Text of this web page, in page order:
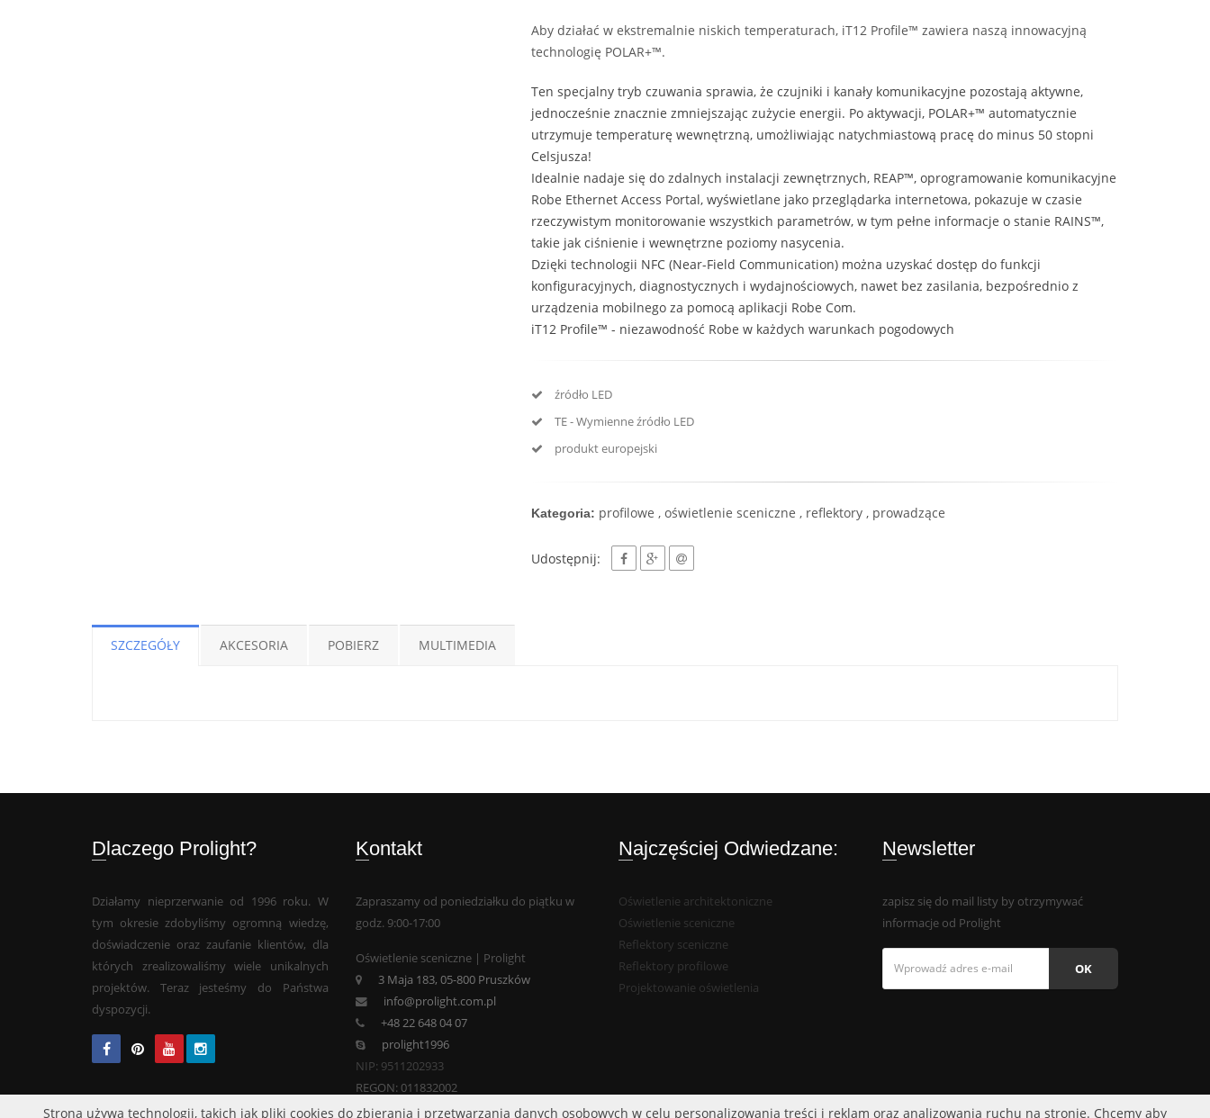
Aby działać w ekstremalnie niskich temperaturach, iT12 Profile™ zawiera naszą innowacyjną
technologię POLAR+™.
Ten specjalny tryb czuwania sprawia, że czujniki i kanały komunikacyjne pozostają aktywne,
jednocześnie znacznie zmniejszając zużycie energii. Po aktywacji, POLAR+™ automatycznie
utrzymuje temperaturę wewnętrzną, umożliwiając natychmiastową pracę do minus 50 stopni
Celsjusza!
Idealnie nadaje się do zdalnych instalacji zewnętrznych, REAP™, oprogramowanie komunikacyjne
Robe Ethernet Access Portal, wyświetlane jako przeglądarka internetowa, pokazuje w czasie
rzeczywistym monitorowanie wszystkich parametrów, w tym pełne informacje o stanie RAINS™,
takie jak ciśnienie i wewnętrzne poziomy nasycenia.
Dzięki technologii NFC (Near-Field Communication) można uzyskać dostęp do funkcji
konfiguracyjnych, diagnostycznych i wydajnościowych, nawet bez zasilania, bezpośrednio z
urządzenia mobilnego za pomocą aplikacji Robe Com.
iT12 Profile™ - niezawodność Robe w każdych warunkach pogodowych
źródło LED
TE - Wymienne źródło LED
produkt europejski
Kategoria: profilowe , oświetlenie sceniczne , reflektory , prowadzące
Udostępnij:
SZCZEGÓŁY AKCESORIA POBIERZ MULTIMEDIA
Dlaczego Prolight?
Działamy nieprzerwanie od 1996 roku. W
tym okresie zdobyliśmy ogromną wiedzę,
doświadczenie oraz zaufanie klientów, dla
których zrealizowaliśmy wiele unikalnych
projektów. Teraz jesteśmy do Państwa
dyspozycji.
Kontakt
Zapraszamy od poniedziałku do piątku w
godz. 9:00-17:00
Oświetlenie sceniczne | Prolight
3 Maja 183, 05-800 Pruszków
info@prolight.com.pl
+48 22 648 04 07
prolight1996
NIP: 9511202933
REGON: 011832002
Najczęściej Odwiedzane:
Oświetlenie architektoniczne
Oświetlenie sceniczne
Reflektory sceniczne
Reflektory profilowe
Projektowanie oświetlenia
Newsletter
zapisz się do mail listy by otrzymywać
informacje od Prolight
OK
Strona używa technologii, takich jak pliki cookies do zbierania i przetwarzania danych osobowych w celu personalizowania treści i reklam oraz analizowania ruchu na stronie. Chcemy aby